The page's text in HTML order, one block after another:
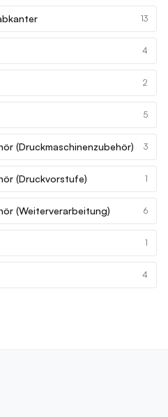
13
4
2
5
(Druckmaschinenzubehör) 3
(Druckvorstufe) 1
(Weiterverarbeitung) 6
1
4